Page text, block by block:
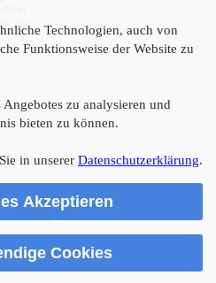
Technologien, auch von
Funktionsweise der Website zu
zu analysieren und
bieten zu können.
in unserer Datenschutzerklärung.
Akzeptieren
Cookies